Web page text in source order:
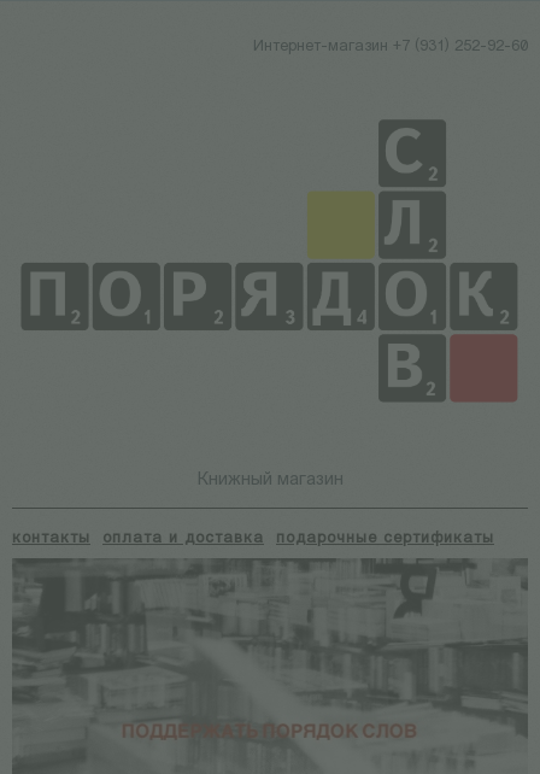
Интернет-магазин +7 (931) 252-92-60
Книжный магазин
контакты оплата и доставка подарочные сертификаты